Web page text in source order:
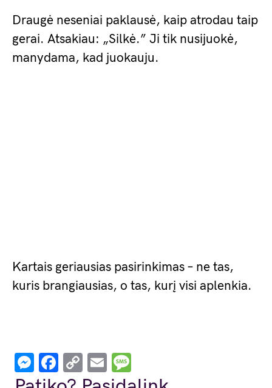
Draugė neseniai paklausė, kaip atrodau taip
gerai. Atsakiau: „Silkė.” Ji tik nusijuokė,
manydama, kad juokauju.
Kartais geriausias pasirinkimas – ne tas,
kuris brangiausias, o tas, kurį visi aplenkia.
Messenger
Facebook
Copy
Link
Email